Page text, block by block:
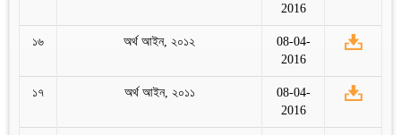
2016
১৬ অর্থ আইন, ২০১২
08-04-
2016
১৭ অর্থ আইন, ২০১১
08-04-
2016